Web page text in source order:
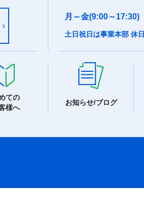
月～金(9:00～17:30)
土日祝日は事業本部 休日
ての
様へ
お知らせ/ブログ